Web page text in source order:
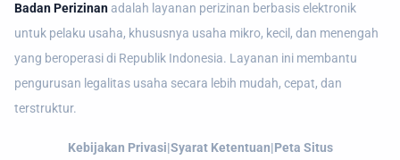
Badan Perizinan adalah layanan perizinan berbasis elektronik
untuk pelaku usaha, khususnya usaha mikro, kecil, dan menengah
yang beroperasi di Republik Indonesia. Layanan ini membantu
pengurusan legalitas usaha secara lebih mudah, cepat, dan
terstruktur.
Kebijakan Privasi|Syarat Ketentuan|Peta Situs